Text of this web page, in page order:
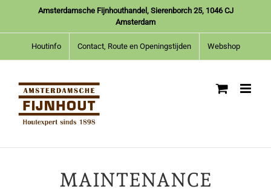
inhoud
Amsterdamsche Fijnhouthandel, Sierenborch 25, 1046 CJ
Amsterdam
Houtinfo Contact, Route en Openingstijden Webshop
MAINTENANCE